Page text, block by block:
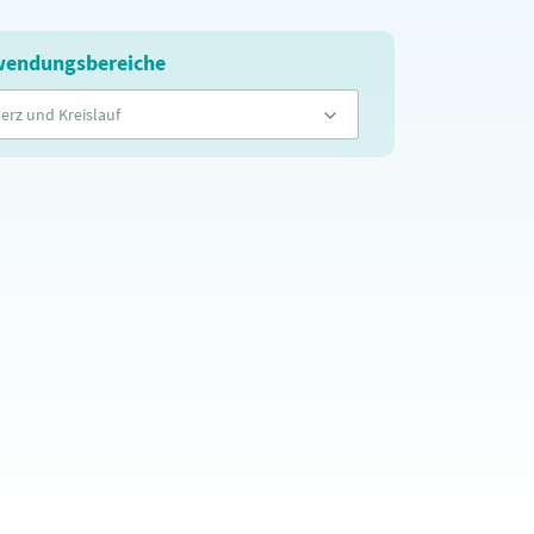
und Kreislauf